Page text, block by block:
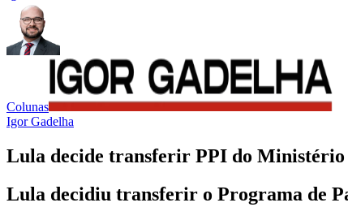
Colunas
Igor Gadelha
Lula decide transferir PPI do
Lula decidiu transferir o Programa de